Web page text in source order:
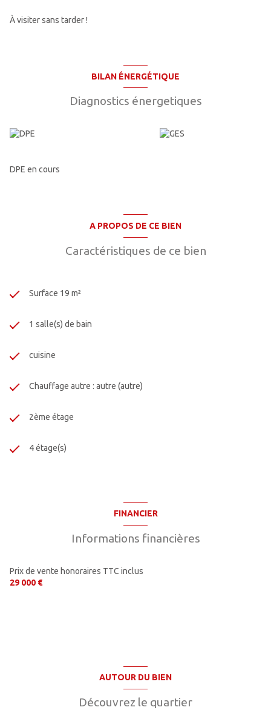
À visiter sans tarder !
BILAN ÉNERGÉTIQUE
Diagnostics énergetiques
DPE en cours
A PROPOS DE CE BIEN
Caractéristiques de ce bien
Surface 19 m²
1 salle(s) de bain
cuisine
Chauffage autre : autre (autre)
2ème étage
4 étage(s)
FINANCIER
Informations financières
Prix de vente honoraires TTC inclus
29 000 €
AUTOUR DU BIEN
Découvrez le quartier